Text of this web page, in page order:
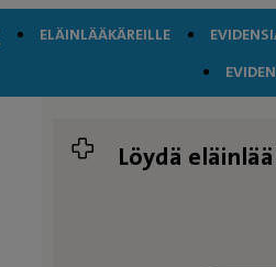
ELÄINLÄÄKÄREILLE
Löydä